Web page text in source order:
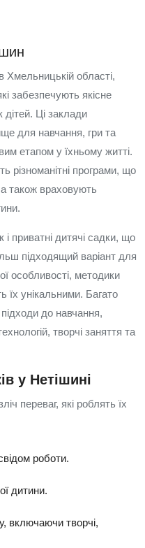
Хмельницькій області,
забезпечують якісне
Ці заклади
для навчання, гри та
етапом у їхньому житті.
різноманітні програми, що
також враховують
приватні дитячі садки, що
підходящий варіант для
особливості, методики
їх унікальними. Багато
до навчання,
творчі заняття та
у Нетішині
переваг, які роблять їх
роботи.
дитини.
включаючи творчі,